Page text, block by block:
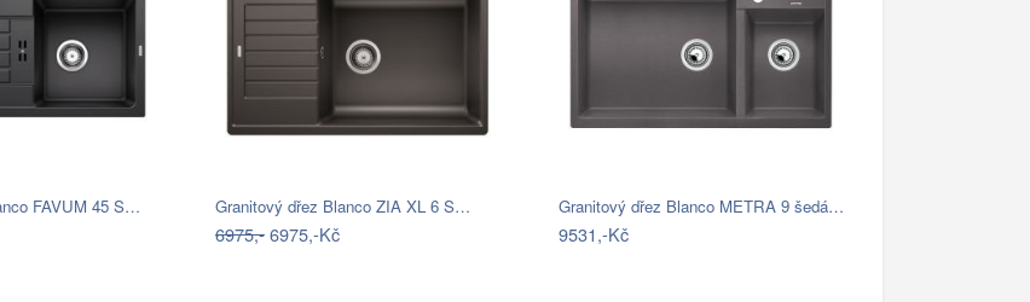
FAVUM 45 S… Granitový dřez Blanco ZIA XL 6 S…
6975,-6975,-Kč
Granitový dřez Blanco METRA 9 šedá…
9531,-Kč